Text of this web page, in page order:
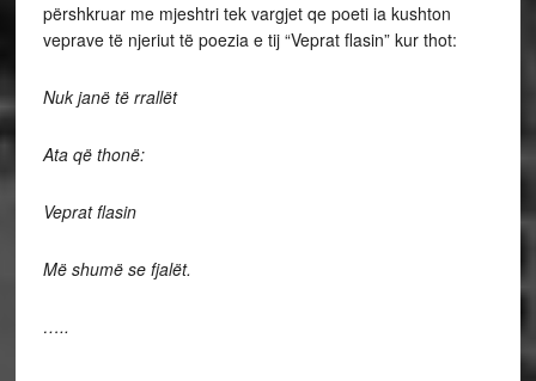
përshkruar me mjeshtri tek vargjet qe poeti ia kushton
veprave të njeriut të poezia e tij “Veprat flasin” kur thot:
Nuk janë të rrallët
Ata që thonë:
Veprat flasin
Më shumë se fjalët.
…..